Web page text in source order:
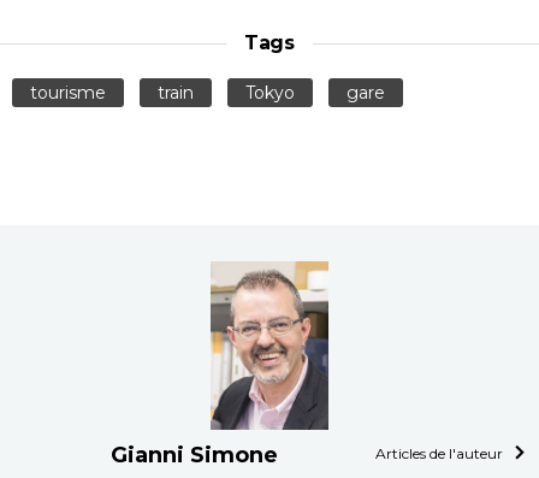
Tags
tourisme train Tokyo gare
Gianni Simone Articles de l'auteur